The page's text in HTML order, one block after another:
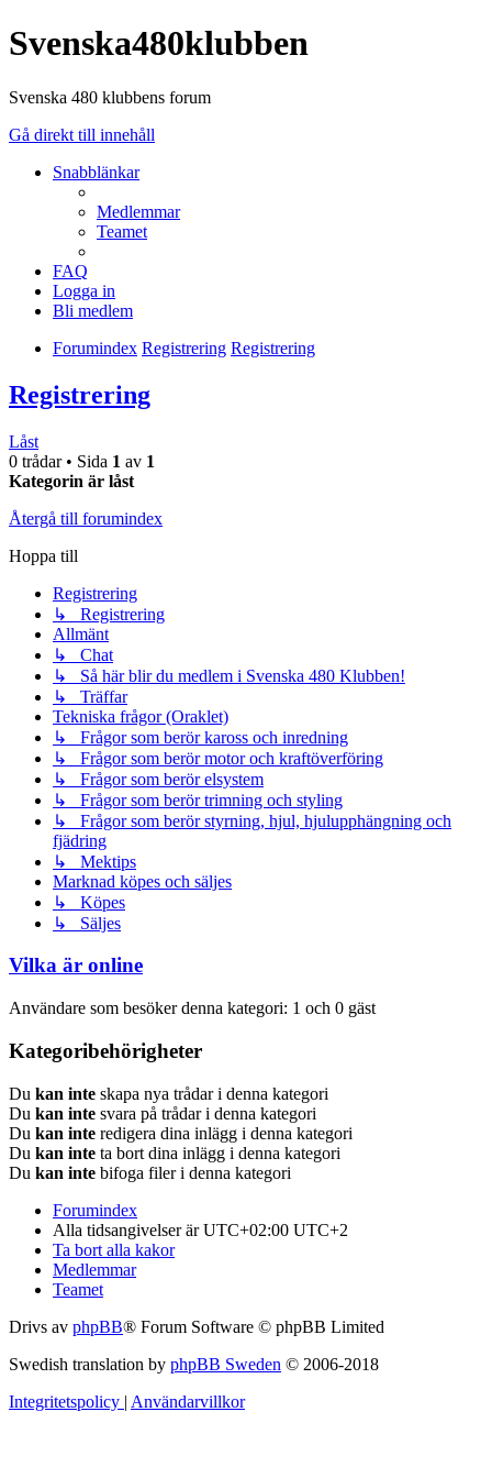
Svenska480klubben
Svenska 480 klubbens forum
Gå direkt till innehåll
Snabblänkar
Medlemmar
Teamet
FAQ
Logga in
Bli medlem
Forumindex Registrering Registrering
Registrering
Låst
0 trådar • Sida 1 av 1
Kategorin är låst
Återgå till forumindex
Hoppa till
Registrering
↳ Registrering
Allmänt
↳ Chat
↳ Så här blir du medlem i Svenska 480 Klubben!
↳ Träffar
Tekniska frågor (Oraklet)
↳ Frågor som berör kaross och inredning
↳ Frågor som berör motor och kraftöverföring
↳ Frågor som berör elsystem
↳ Frågor som berör trimning och styling
↳ Frågor som berör styrning, hjul, hjulupphängning och
fjädring
↳ Mektips
Marknad köpes och säljes
↳ Köpes
↳ Säljes
Vilka är online
Användare som besöker denna kategori: 1 och 0 gäst
Kategoribehörigheter
Du kan inte skapa nya trådar i denna kategori
Du kan inte svara på trådar i denna kategori
Du kan inte redigera dina inlägg i denna kategori
Du kan inte ta bort dina inlägg i denna kategori
Du kan inte bifoga filer i denna kategori
Forumindex
Alla tidsangivelser är UTC+02:00 UTC+2
Ta bort alla kakor
Medlemmar
Teamet
Drivs av phpBB® Forum Software © phpBB Limited
Swedish translation by phpBB Sweden © 2006-2018
Integritetspolicy | Användarvillkor